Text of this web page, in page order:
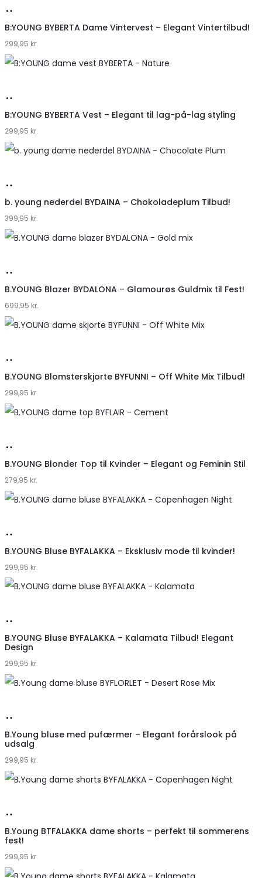
hos
Klædeskabet.dk
B:YOUNG BYBERTA Dame Vintervest – Elegant Vintertilbud!
299,95 kr.
hos
Klædeskabet.dk
B:YOUNG BYBERTA Vest – Elegant til lag-på-lag styling
299,95 kr.
hos
Klædeskabet.dk
b. young nederdel BYDAINA – Chokoladeplum Tilbud!
399,95 kr.
hos
Klædeskabet.dk
B.YOUNG Blazer BYDALONA – Glamourøs Guldmix til Fest!
699,95 kr.
hos
Klædeskabet.dk
B.YOUNG Blomsterskjorte BYFUNNI – Off White Mix Tilbud!
299,95 kr.
hos
Klædeskabet.dk
B.YOUNG Blonder Top til Kvinder – Elegant og Feminin Stil
279,95 kr.
hos
Klædeskabet.dk
B.YOUNG Bluse BYFALAKKA – Eksklusiv mode til kvinder!
299,95 kr.
hos
Klædeskabet.dk
B.YOUNG Bluse BYFALAKKA – Kalamata Tilbud! Elegant
Design
299,95 kr.
hos
Klædeskabet.dk
B.Young bluse med pufærmer – Elegant forårslook på
udsalg
299,95 kr.
hos
B.Young BTFALAKKA dame shorts – perfekt til sommerens
fest!
299,95 kr.